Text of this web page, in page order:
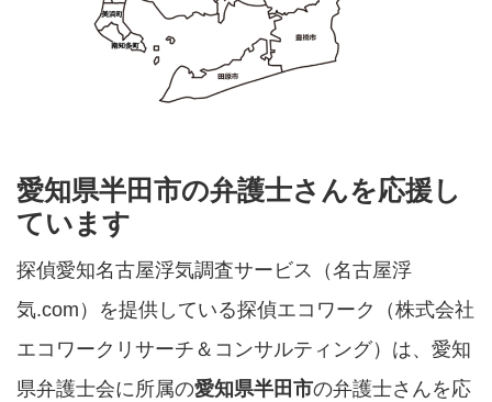
愛知県半田市の弁護士さんを応援し
ています
探偵愛知名古屋浮気調査サービス（名古屋浮
気.com）を提供している探偵エコワーク（株式会社
エコワークリサーチ＆コンサルティング）は、愛知
県弁護士会に所属の愛知県半田市の弁護士さんを応